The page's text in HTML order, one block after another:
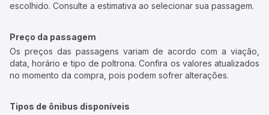
escolhido. Consulte a estimativa ao selecionar sua passagem.
Preço da passagem
Os preços das passagens variam de acordo com a viação,
data, horário e tipo de poltrona. Confira os valores atualizados
no momento da compra, pois podem sofrer alterações.
Tipos de ônibus disponíveis